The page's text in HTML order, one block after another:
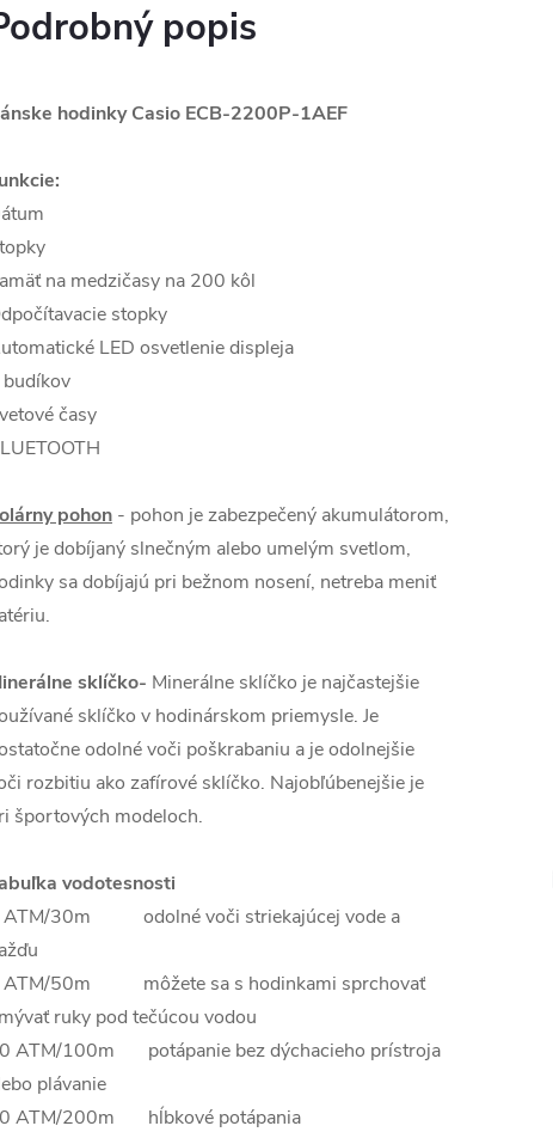
popis
hodinky Casio ECB-2200P-1AEF
na medzičasy na 200 kôl
stopky
LED osvetlenie displeja
časy
pohon - pohon je zabezpečený akumulátorom,
je dobíjaný slnečným alebo umelým svetlom,
sa dobíjajú pri bežnom nosení, netreba meniť
sklíčko- Minerálne sklíčko je najčastejšie
sklíčko v hodinárskom priemysle. Je
odolné voči poškrabaniu a je odolnejšie
rozbitiu ako zafírové sklíčko. Najobľúbenejšie je
športových modeloch.
vodotesnosti
ATM/30m odolné voči striekajúcej vode a
ATM/50m môžete sa s hodinkami sprchovať
ruky pod tečúcou vodou
ATM/100m potápanie bez dýchacieho prístroja
plávanie
ATM/200m hĺbkové potápania